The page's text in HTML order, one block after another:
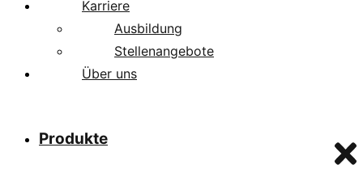
Karriere
Ausbildung
Stellenangebote
Über uns
Produkte